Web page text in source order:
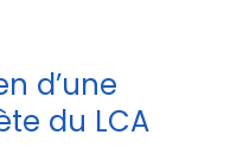
d’une
du LCA